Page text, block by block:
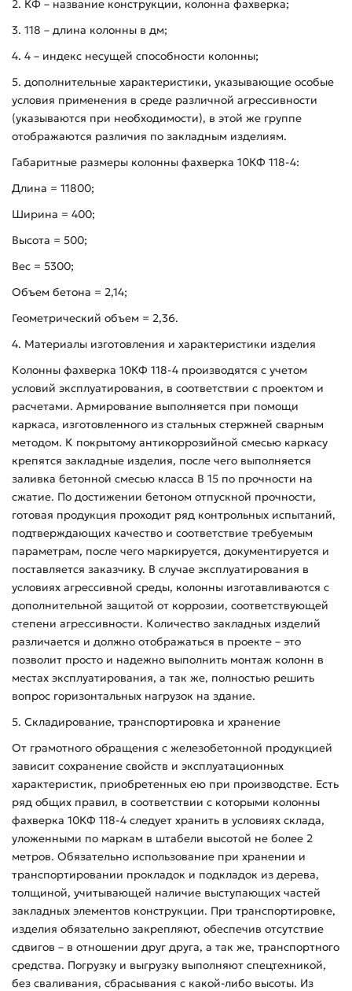
2. КФ – название конструкции, колонна фахверка;
3. 118 – длина колонны в дм;
4. 4 – индекс несущей способности колонны;
5. дополнительные характеристики, указывающие особые
условия применения в среде различной агрессивности
(указываются при необходимости), в этой же группе
отображаются различия по закладным изделиям.
Габаритные размеры колонны фахверка 10КФ 118-4:
Длина = 11800;
Ширина = 400;
Высота = 500;
Вес = 5300;
Объем бетона = 2,14;
Геометрический объем = 2,36.
4. Материалы изготовления и характеристики изделия
Колонны фахверка 10КФ 118-4 производятся с учетом
условий эксплуатирования, в соответствии с проектом и
расчетами. Армирование выполняется при помощи
каркаса, изготовленного из стальных стержней сварным
методом. К покрытому антикоррозийной смесью каркасу
крепятся закладные изделия, после чего выполняется
заливка бетонной смесью класса В 15 по прочности на
сжатие. По достижении бетоном отпускной прочности,
готовая продукция проходит ряд контрольных испытаний,
подтверждающих качество и соответствие требуемым
параметрам, после чего маркируется, документируется и
поставляется заказчику. В случае эксплуатирования в
условиях агрессивной среды, колонны изготавливаются с
дополнительной защитой от коррозии, соответствующей
степени агрессивности. Количество закладных изделий
различается и должно отображаться в проекте – это
позволит просто и надежно выполнить монтаж колонн в
местах эксплуатирования, а так же, полностью решить
вопрос горизонтальных нагрузок на здание.
5. Складирование, транспортировка и хранение
От грамотного обращения с железобетонной продукцией
зависит сохранение свойств и эксплуатационных
характеристик, приобретенных ею при производстве. Есть
ряд общих правил, в соответствии с которыми колонны
фахверка 10КФ 118-4 следует хранить в условиях склада,
уложенными по маркам в штабели высотой не более 2
метров. Обязательно использование при хранении и
транспортировании прокладок и подкладок из дерева,
толщиной, учитывающей наличие выступающих частей
закладных элементов конструкции. При транспортировке,
изделия обязательно закрепляют, обеспечив отсутствие
сдвигов – в отношении друг друга, а так же, транспортного
средства. Погрузку и выгрузку выполняют спецтехникой,
без сваливания, сбрасывания с какой-либо высоты. Из